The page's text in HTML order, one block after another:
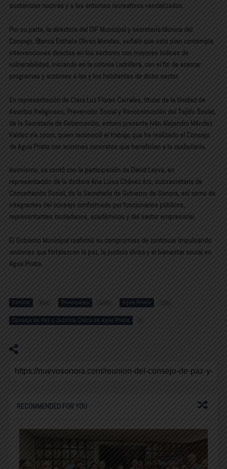
sustancias nocivas y a los entornos recreativos vandalizados.
Por su parte, la directora del DIF Municipal y secretaria técnica del
Consejo, Blanca Esthela Olivas Morales, señaló que este plan contempla
intervenciones directas en los sectores con mayores índices de
vulnerabilidad, iniciando en la colonia Ladrillera, con el fin de acercar
programas y acciones a las y los habitantes de dicho sector.
En representación de Clara Luz Flores Carrales, titular de la Unidad de
Asuntos Religiosos, Prevención Social y Reconstrucción del Tejido Social,
de la Secretaría de Gobernación, estuvo presente Iván Alejandro Méndez
Valdez vía zoom, quien reconoció el trabajo que ha realizado el Consejo
de Agua Prieta con acciones concretas que benefician a la ciudadanía.
Asimismo, se contó con la participación de David Leyva, en
representación de la doctora Ana Luisa Chávez Aro, subsecretaria de
Concertación Social, de la Secretaría de Gobierno de Sonora, así como de
integrantes del consejo conformado por funcionarios públicos,
representantes ciudadanos, académicos y del sector empresarial.
El Gobierno Municipal reafirmó su compromiso de continuar impulsando
acciones que fortalezcan la paz, la justicia cívica y el bienestar social en
Agua Prieta.
Estatal 800 Principales 1485 Agua Prieta 130
Consejo de Paz y Justicia Cívica de Agua Prieta 1
RECOMMENDED FOR YOU